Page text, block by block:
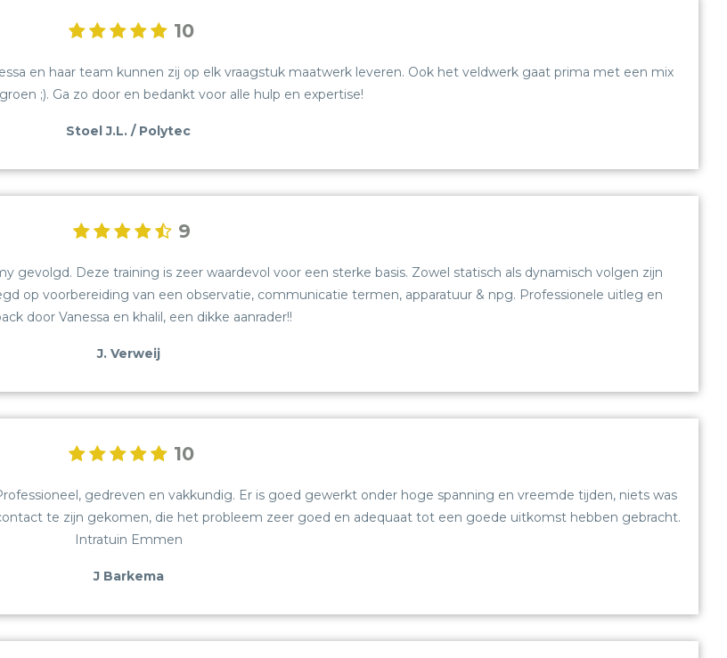
OVER ONS
VACATURES
CONTACT
REVIEWS
BLOG
10
en haar team kunnen zij op elk vraagstuk maatwerk leveren. Ook het veldwerk gaat prima met een mix
;). Ga zo door en bedankt voor alle hulp en expertise!
Stoel J.L. / Polytec
9
gevolgd. Deze training is zeer waardevol voor een sterke basis. Zowel statisch als dynamisch volgen zijn
op voorbereiding van een observatie, communicatie termen, apparatuur & npg. Professionele uitleg en
door Vanessa en khalil, een dikke aanrader!!
J. Verweij
10
gedreven en vakkundig. Er is goed gewerkt onder hoge spanning en vreemde tijden, niets was
te zijn gekomen, die het probleem zeer goed en adequaat tot een goede uitkomst hebben gebracht.
Intratuin Emmen
J Barkema